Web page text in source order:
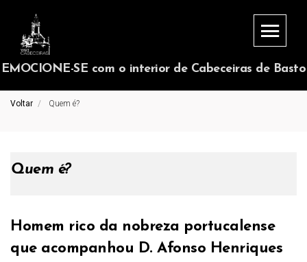
EMOCIONE-SE com o interior de Cabeceiras de Basto
Voltar Quem é?
Quem é?
Homem rico da nobreza portucalense
que acompanhou D. Afonso Henriques